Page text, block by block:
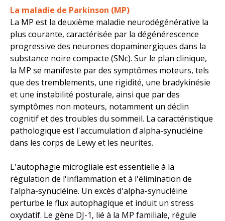
La maladie de Parkinson (MP)
La MP est la deuxième maladie neurodégénérative la
plus courante, caractérisée par la dégénérescence
progressive des neurones dopaminergiques dans la
substance noire compacte (SNc). Sur le plan clinique,
la MP se manifeste par des symptômes moteurs, tels
que des tremblements, une rigidité, une bradykinésie
et une instabilité posturale, ainsi que par des
symptômes non moteurs, notamment un déclin
cognitif et des troubles du sommeil. La caractéristique
pathologique est l'accumulation d'alpha-synucléine
dans les corps de Lewy et les neurites.
L'autophagie microgliale est essentielle à la
régulation de l'inflammation et à l'élimination de
l'alpha-synucléine. Un excès d'alpha-synucléine
perturbe le flux autophagique et induit un stress
oxydatif. Le gène DJ-1, lié à la MP familiale, régule